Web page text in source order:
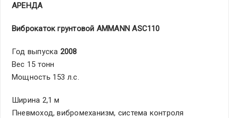
АРЕНДА
Виброкаток грунтовой AMMANN ASC110
Год выпуска 2008
Вес 15 тонн
Мощность 153 л.с.
Ширина 2,1 м
Пневмоход, вибромеханизм, система контроля